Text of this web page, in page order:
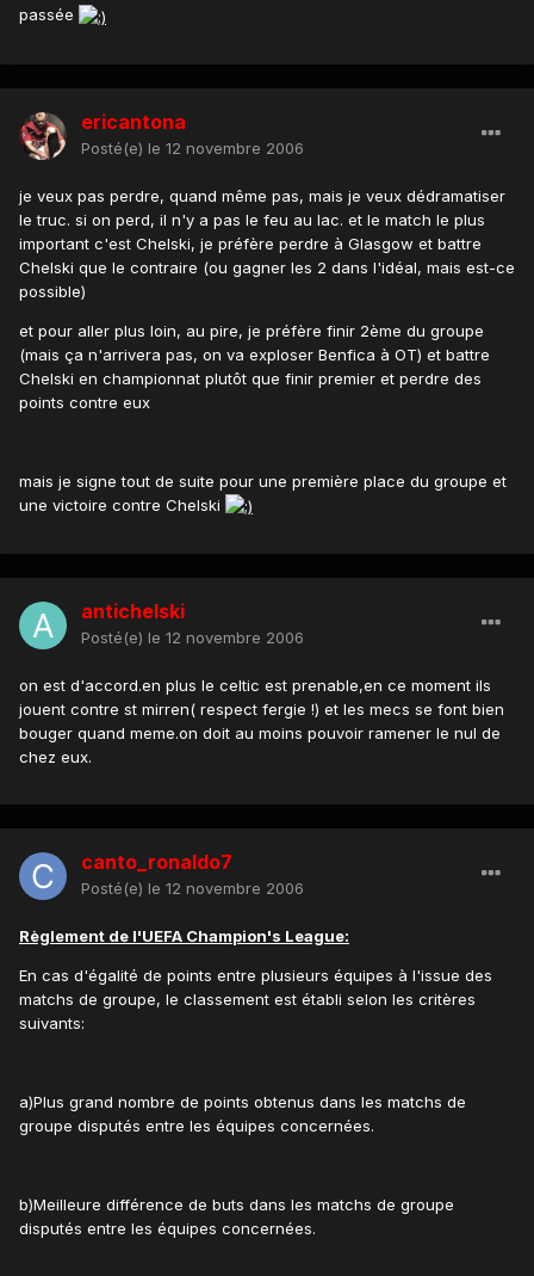
passée
ericantona
Posté(e) le 12 novembre 2006
je veux pas perdre, quand même pas, mais je veux dédramatiser
le truc. si on perd, il n'y a pas le feu au lac. et le match le plus
important c'est Chelski, je préfère perdre à Glasgow et battre
Chelski que le contraire (ou gagner les 2 dans l'idéal, mais est-ce
possible)
et pour aller plus loin, au pire, je préfère finir 2ème du groupe
(mais ça n'arrivera pas, on va exploser Benfica à OT) et battre
Chelski en championnat plutôt que finir premier et perdre des
points contre eux
mais je signe tout de suite pour une première place du groupe et
une victoire contre Chelski
antichelski
Posté(e) le 12 novembre 2006
on est d'accord.en plus le celtic est prenable,en ce moment ils
jouent contre st mirren( respect fergie !) et les mecs se font bien
bouger quand meme.on doit au moins pouvoir ramener le nul de
chez eux.
canto_ronaldo7
Posté(e) le 12 novembre 2006
Règlement de l'UEFA Champion's League:
En cas d'égalité de points entre plusieurs équipes à l'issue des
matchs de groupe, le classement est établi selon les critères
suivants:
a)Plus grand nombre de points obtenus dans les matchs de
groupe disputés entre les équipes concernées.
b)Meilleure différence de buts dans les matchs de groupe
disputés entre les équipes concernées.